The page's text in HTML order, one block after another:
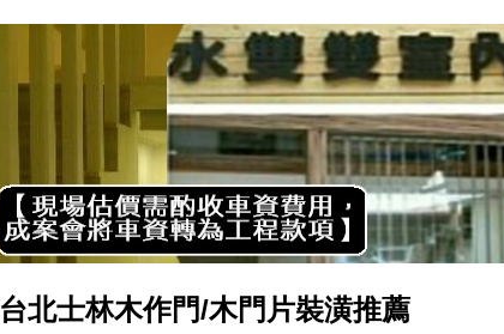
台北士林木作門/木門片裝潢推薦